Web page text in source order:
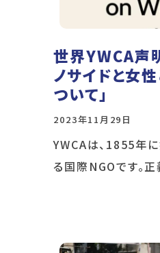
世界YWCA声
ノサイドと女
ついて」
2023年11月29日
YWCAは、1855年
る国際NGOです。正